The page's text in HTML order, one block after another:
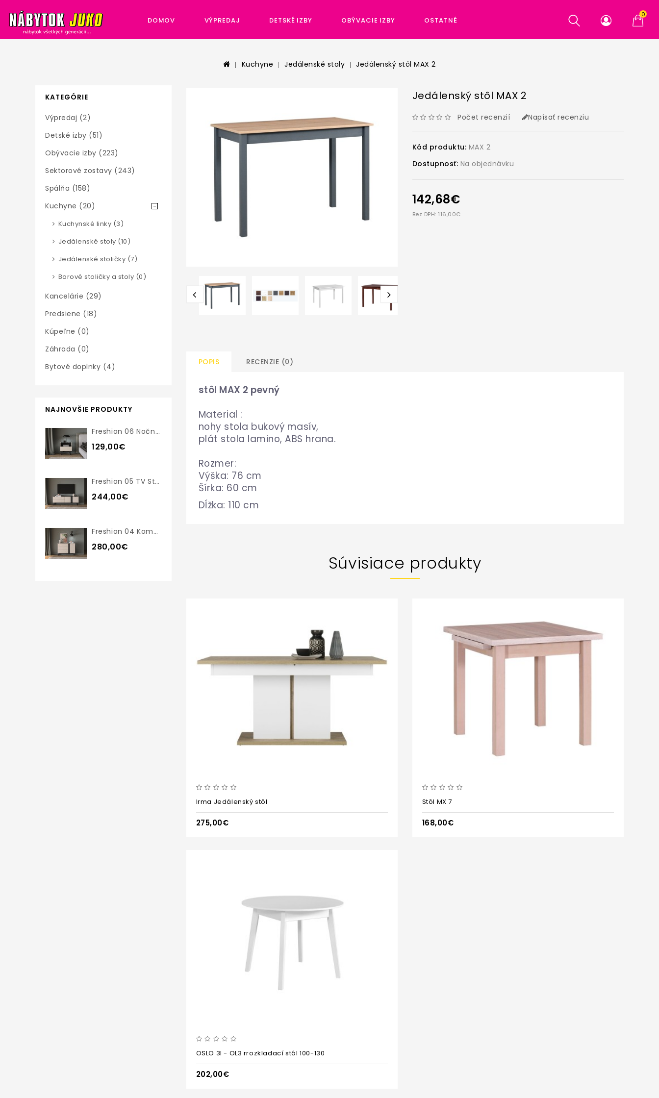
0
DOMOV VÝPREDAJ DETSKÉ IZBY OBÝVACIE IZBY OSTATNÉ
Kuchyne Jedálenské stoly Jedálenský stôl MAX 2
KATEGÓRIE
Výpredaj (2)
Detské izby (51)
Obývacie izby (223)
Sektorové zostavy (243)
Spálňa (158)
Kuchyne (20)
Kuchynské linky (3)
Jedálenské stoly (10)
Jedálenské stoličky (7)
Barové stoličky a stoly (0)
Kancelárie (29)
Predsiene (18)
Kúpeľne (0)
Záhrada (0)
Bytové doplnky (4)
NAJNOVŠIE PRODUKTY
Freshion 06 Nočný Stolík
129,00€
Freshion 05 TV Stolík
244,00€
Freshion 04 Komoda
280,00€
Jedálenský stôl MAX 2
Počet recenzií Napísať recenziu
Kód produktu: MAX 2
Dostupnosť: Na objednávku
142,68€
Bez DPH: 116,00€
POPIS RECENZIE (0)
stôl MAX 2 pevný
Material :
nohy stola bukový masív,
plát stola lamino, ABS hrana.
Rozmer:
Výška: 76 cm
Šírka: 60 cm
Dĺžka: 110 cm
Súvisiace produkty
Irma Jedálenský stôl
275,00€
Stôl MX 7
168,00€
OSLO 3l - OL3 rrozkladací stôl 100-130
202,00€